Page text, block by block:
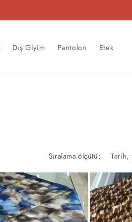
Dış Giyim Pantolon Etek
Sıralama ölçütü: